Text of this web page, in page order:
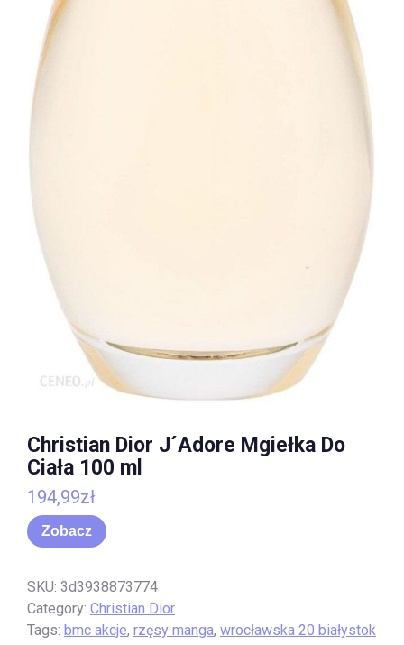
Christian Dior J´Adore Mgiełka Do
Ciała 100 ml
194,99zł
Zobacz
SKU: 3d3938873774
Category: Christian Dior
Tags: bmc akcje, rzęsy manga, wrocławska 20 białystok